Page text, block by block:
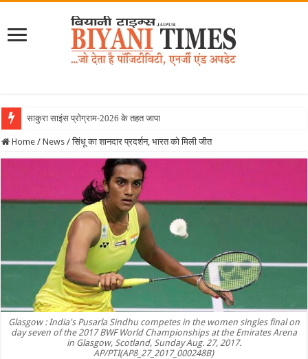
साकुरा साइंस प्रोग्राम-2026 के तहत जापान रवाना हुई बि
Home / News / सिंधू का शानदार प्रदर्शन, भारत को मिली जीत
Glasgow : India's Pusarla Sindhu competes in the women singles final on
day seven of the 2017 BWF World Championships at the Emirates Arena
in Glasgow, Scotland, Sunday Aug. 27, 2017.
AP/PTI(AP8_27_2017_000248B)